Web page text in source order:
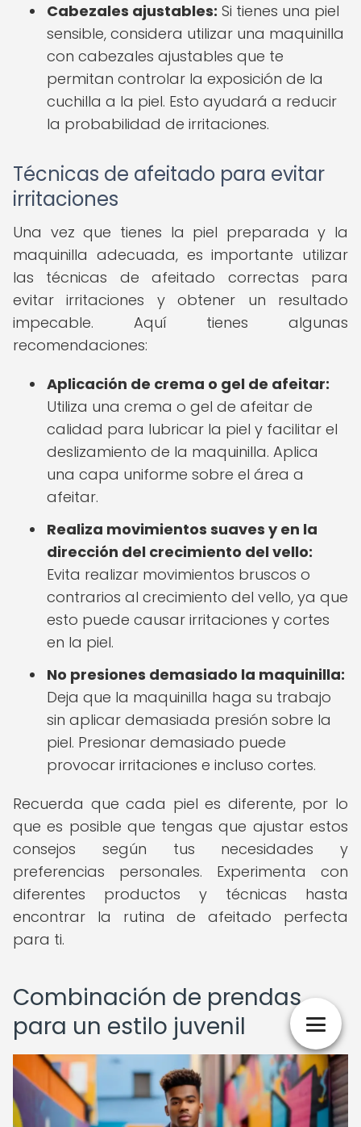
Cabezales ajustables: Si tienes una piel
sensible, considera utilizar una maquinilla
con cabezales ajustables que te
permitan controlar la exposición de la
cuchilla a la piel. Esto ayudará a reducir
la probabilidad de irritaciones.
Técnicas de afeitado para evitar
irritaciones
Una vez que tienes la piel preparada y la
maquinilla adecuada, es importante utilizar
las técnicas de afeitado correctas para
evitar irritaciones y obtener un resultado
impecable. Aquí tienes algunas
recomendaciones:
Aplicación de crema o gel de afeitar:
Utiliza una crema o gel de afeitar de
calidad para lubricar la piel y facilitar el
deslizamiento de la maquinilla. Aplica
una capa uniforme sobre el área a
afeitar.
Realiza movimientos suaves y en la
dirección del crecimiento del vello:
Evita realizar movimientos bruscos o
contrarios al crecimiento del vello, ya que
esto puede causar irritaciones y cortes
en la piel.
No presiones demasiado la maquinilla:
Deja que la maquinilla haga su trabajo
sin aplicar demasiada presión sobre la
piel. Presionar demasiado puede
provocar irritaciones e incluso cortes.
Recuerda que cada piel es diferente, por lo
que es posible que tengas que ajustar estos
consejos según tus necesidades y
preferencias personales. Experimenta con
diferentes productos y técnicas hasta
encontrar la rutina de afeitado perfecta
para ti.
Combinación de prendas
para un estilo juvenil